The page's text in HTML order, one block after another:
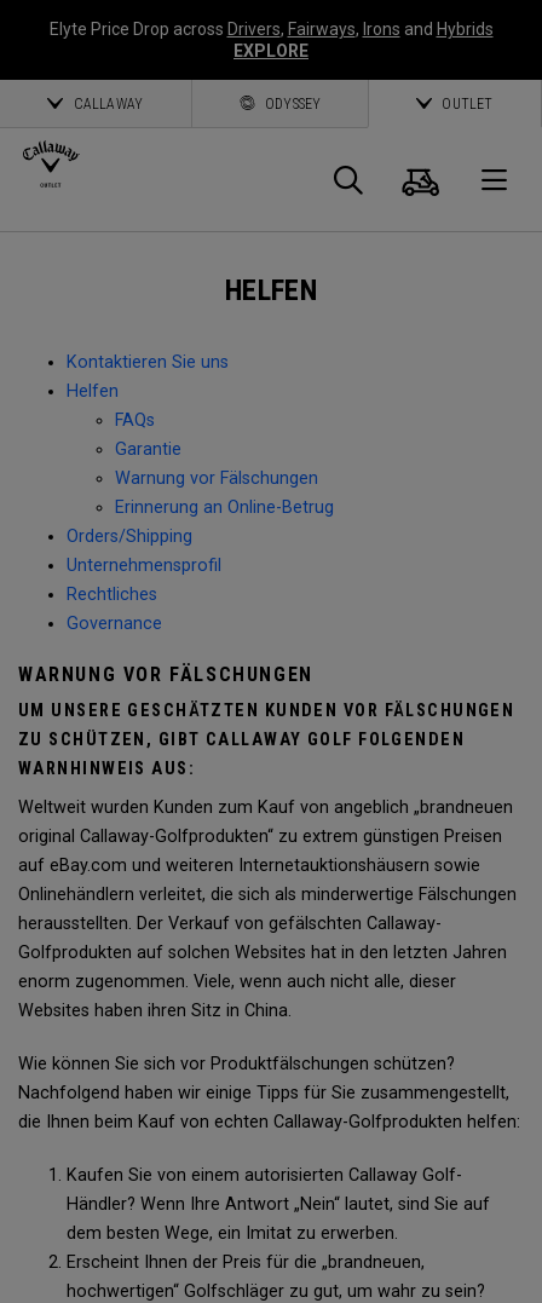
Elyte Price Drop across Drivers, Fairways, Irons and Hybrids
EXPLORE
CALLAWAY ODYSSEY OUTLET
Suche
HELFEN
Kontaktieren Sie uns
Helfen
FAQs
Garantie
Warnung vor Fälschungen
Erinnerung an Online-Betrug
Orders/Shipping
Unternehmensprofil
Rechtliches
Governance
WARNUNG VOR FÄLSCHUNGEN
UM UNSERE GESCHÄTZTEN KUNDEN VOR FÄLSCHUNGEN
ZU SCHÜTZEN, GIBT CALLAWAY GOLF FOLGENDEN
WARNHINWEIS AUS:
Weltweit wurden Kunden zum Kauf von angeblich „brandneuen
original Callaway-Golfprodukten“ zu extrem günstigen Preisen
auf eBay.com und weiteren Internetauktionshäusern sowie
Onlinehändlern verleitet, die sich als minderwertige Fälschungen
herausstellten. Der Verkauf von gefälschten Callaway-
Golfprodukten auf solchen Websites hat in den letzten Jahren
enorm zugenommen. Viele, wenn auch nicht alle, dieser
Websites haben ihren Sitz in China.
Wie können Sie sich vor Produktfälschungen schützen?
Nachfolgend haben wir einige Tipps für Sie zusammengestellt,
die Ihnen beim Kauf von echten Callaway-Golfprodukten helfen:
Kaufen Sie von einem autorisierten Callaway Golf-
Händler? Wenn Ihre Antwort „Nein“ lautet, sind Sie auf
dem besten Wege, ein Imitat zu erwerben.
Erscheint Ihnen der Preis für die „brandneuen,
hochwertigen“ Golfschläger zu gut, um wahr zu sein?